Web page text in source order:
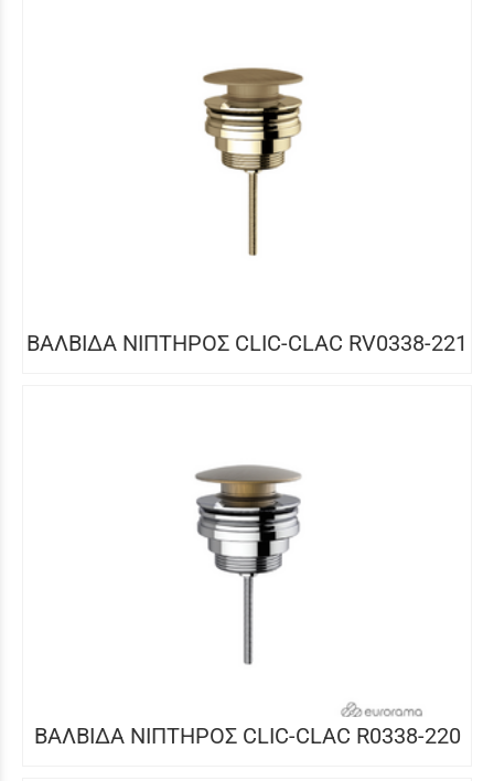
ΒΑΛΒΙΔΑ ΝΙΠΤΗΡΟΣ CLIC-CLAC RV0338-221
ΒΑΛΒΙΔΑ ΝΙΠΤΗΡΟΣ CLIC-CLAC R0338-220